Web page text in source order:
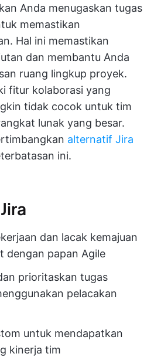
Anda menugaskan tugas
memastikan
Hal ini memastikan
dan membantu Anda
ruang lingkup proyek.
fitur kolaborasi yang
tidak cocok untuk tim
lunak yang besar.
alternatif Jira
ini.
dan lacak kemajuan
dengan papan Agile
prioritaskan tugas
pelacakan
untuk mendapatkan
kinerja tim